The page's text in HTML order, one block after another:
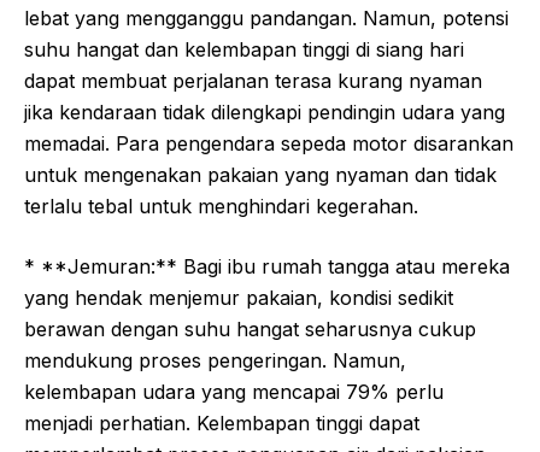
lebat yang mengganggu pandangan. Namun, potensi
suhu hangat dan kelembapan tinggi di siang hari
dapat membuat perjalanan terasa kurang nyaman
jika kendaraan tidak dilengkapi pendingin udara yang
memadai. Para pengendara sepeda motor disarankan
untuk mengenakan pakaian yang nyaman dan tidak
terlalu tebal untuk menghindari kegerahan.
* **Jemuran:** Bagi ibu rumah tangga atau mereka
yang hendak menjemur pakaian, kondisi sedikit
berawan dengan suhu hangat seharusnya cukup
mendukung proses pengeringan. Namun,
kelembapan udara yang mencapai 79% perlu
menjadi perhatian. Kelembapan tinggi dapat